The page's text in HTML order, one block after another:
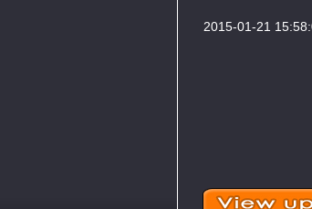
2015-01-21